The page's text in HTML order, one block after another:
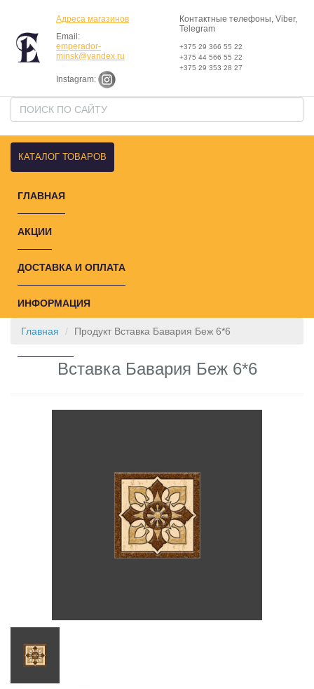
Адреса магазинов
Email:
emperador-
minsk@yandex.ru
Instagram:
Контактные телефоны, Viber,
Telegram
+375 29 366 55 22
+375 44 566 55 22
+375 29 353 28 27
КАТАЛОГ ТОВАРОВ
ГЛАВНАЯ
АКЦИИ
ДОСТАВКА И ОПЛАТА
ИНФОРМАЦИЯ
Главная Продукт Вставка Бавария Беж 6*6
Вставка Бавария Беж 6*6